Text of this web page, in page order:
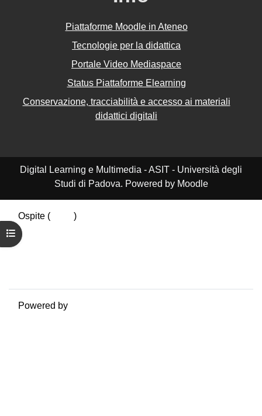
Apri indice del corso
Piattaforme Moodle in Ateneo
Tecnologie per la didattica
Portale Video Mediaspace
Status Piattaforme Elearning
Conservazione, tracciabilità e accesso ai materiali
didattici digitali
Digital Learning e Multimedia - ASIT - Università degli
Studi di Padova. Powered by Moodle
Ospite (
)
Riepilogo della conservazione dei dati
Politiche
Powered by